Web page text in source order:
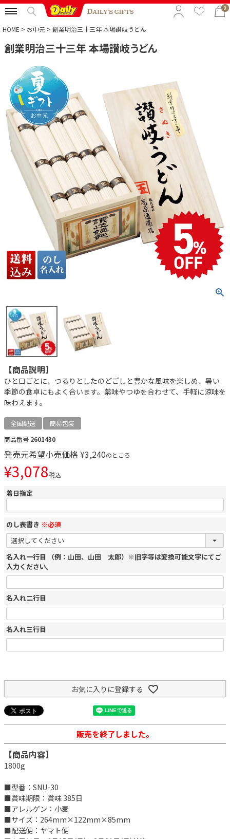
0
特集から選ぶ
予算から選ぶ
カテゴリから選ぶ
贈る相手から選ぶ
HOME お中元 創業明治三十三年 本場讃岐うどん
創業明治三十三年 本場讃岐うどん
【商品説明】
ひと口ごとに、つるりとしたのどごしと豊かな風味を楽しめ、暑い
季節の食卓にもよく合います。薬味やつゆを合わせて、手軽に涼味を
味わえます。
全国配送
簡易包装
商品番号 2601430
発売元希望小売価格¥3,240のところ
¥3,078税込
着日指定
のし表書き ※必須
名入れ一行目 （例：山田、山田 太郎）※旧字等は変換可能文字にてご
入力ください。
名入れ二行目
名入れ三行目
お気に入りに登録する
販売を終了しました。
【商品内容】
1800g
■型番：SNU-30
■賞味期限：賞味 385日
■アレルゲン：小麦
■サイズ：264mm×122mm×85mm
■配送便：ヤマト便